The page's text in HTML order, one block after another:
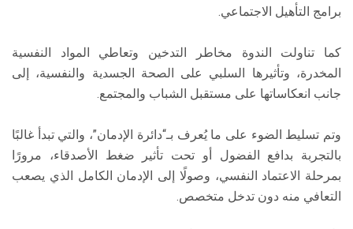
برامج التأهيل الاجتماعي.
كما تناولت الندوة مخاطر التدخين وتعاطي المواد النفسية
المخدرة، وتأثيرها السلبي على الصحة الجسدية والنفسية، إلى
جانب انعكاساتها على مستقبل الشباب والمجتمع.
وتم تسليط الضوء على ما يُعرف بـ“دائرة الإدمان”، والتي تبدأ غالبًا
بالتجربة بدافع الفضول أو تحت تأثير ضغط الأصدقاء، مرورًا
بمرحلة الاعتماد النفسي، وصولًا إلى الإدمان الكامل الذي يصعب
التعافي منه دون تدخل متخصص.